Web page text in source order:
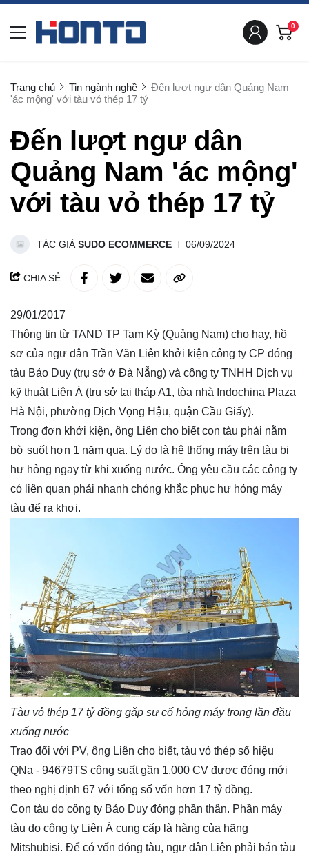
0
Trang chủ Tin ngành nghề
Đến lượt ngư dân Quảng Nam
'ác mộng' với tàu vỏ thép 17 tỷ
Đến lượt ngư dân
Quảng Nam 'ác mộng'
với tàu vỏ thép 17 tỷ
TÁC GIẢ SUDO ECOMMERCE 06/09/2024
CHIA SẺ:
29/01/2017
Thông tin từ TAND TP Tam Kỳ (Quảng Nam) cho hay, hồ
sơ của ngư dân Trần Văn Liên khởi kiện công ty CP đóng
tàu Bảo Duy (trụ sở ở Đà Nẵng) và công ty TNHH Dịch vụ
kỹ thuật Liên Á (trụ sở tại tháp A1, tòa nhà Indochina Plaza
Hà Nội, phường Dịch Vọng Hậu, quận Cầu Giấy).
Trong đơn khởi kiện, ông Liên cho biết con tàu phải nằm
bờ suốt hơn 1 năm qua. Lý do là hệ thống máy trên tàu bị
hư hỏng ngay từ khi xuống nước. Ông yêu cầu các công ty
có liên quan phải nhanh chóng khắc phục hư hỏng máy
tàu để ra khơi.
Tàu vỏ thép 17 tỷ đồng gặp sự cố hỏng máy trong lần đầu
xuống nước
Trao đổi với PV, ông Liên cho biết, tàu vỏ thép số hiệu
QNa - 94679TS công suất gần 1.000 CV được đóng mới
theo nghị định 67 với tổng số vốn hơn 17 tỷ đồng.
Con tàu do công ty Bảo Duy đóng phần thân. Phần máy
tàu do công ty Liên Á cung cấp là hàng của hãng
Mitshubisi. Để có vốn đóng tàu, ngư dân Liên phải bán tàu